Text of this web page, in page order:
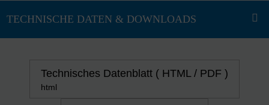
Technisches Datenblatt ( HTML / PDF )
html